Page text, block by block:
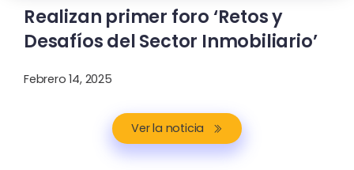
Realizan primer foro ‘Retos y
Desafíos del Sector Inmobiliario’
Febrero 14, 2025
Ver la noticia